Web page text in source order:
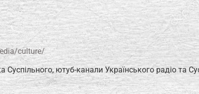
culture/
ютуб-канали Українського радіо та